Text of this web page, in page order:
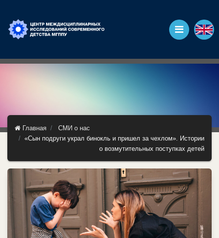
Главная
СМИ о нас
«Сын подруги украл бинокль и пришел за чехлом». Истории
о возмутительных поступках детей